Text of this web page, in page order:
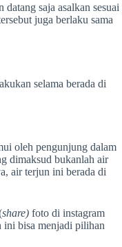
datang saja asalkan sesuai
juga berlaku sama
selama berada di
oleh pengunjung dalam
dimaksud bukanlah air
air terjun ini berada di
share) foto di instagram
ini bisa menjadi pilihan